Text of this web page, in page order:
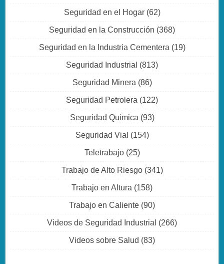
Seguridad en el Hogar(62)
Seguridad en la Construcción (368)
Seguridad en la Industria Cementera(19)
Seguridad Industrial (813)
Seguridad Minera(86)
Seguridad Petrolera (122)
Seguridad Química(93)
Seguridad Vial (154)
Teletrabajo(25)
Trabajo de Alto Riesgo(341)
Trabajo en Altura (158)
Trabajo en Caliente (90)
Videos de Seguridad Industrial (266)
Videos sobre Salud (83)